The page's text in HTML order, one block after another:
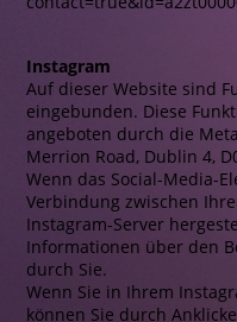
Instagram
Auf dieser Website sind
eingebunden. Diese
angeboten durch die
Merrion Road, Dublin 4,
Wenn das Social-Media-
Verbindung zwischen
Instagram-Server
Informationen über den
durch Sie.
Wenn Sie in Ihrem
können Sie durch